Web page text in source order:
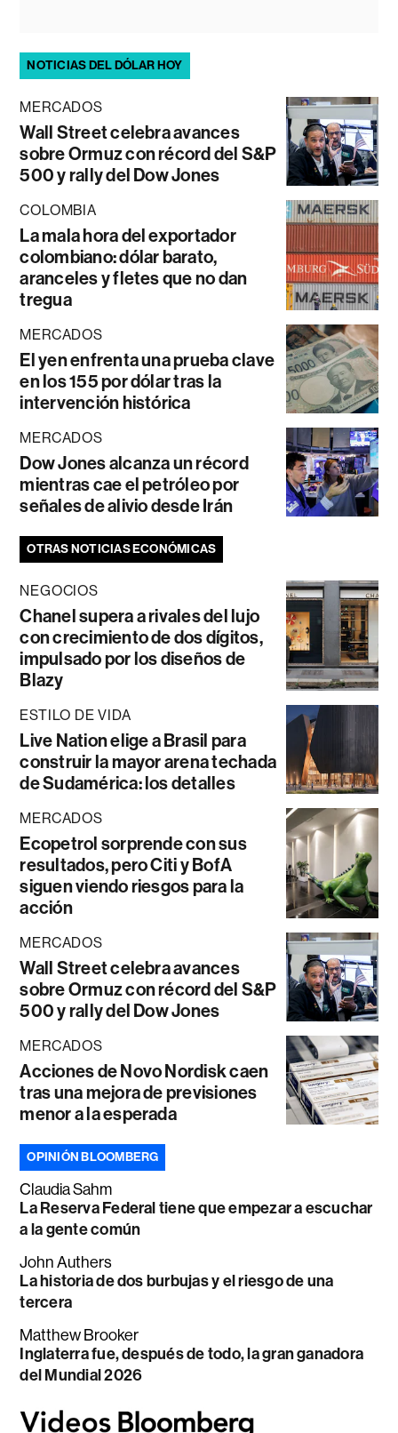
NOTICIAS DEL DÓLAR HOY
MERCADOS
Wall Street celebra avances
sobre Ormuz con récord del S&P
500 y rally del Dow Jones
COLOMBIA
La mala hora del exportador
colombiano: dólar barato,
aranceles y fletes que no dan
tregua
MERCADOS
El yen enfrenta una prueba clave
en los 155 por dólar tras la
intervención histórica
MERCADOS
Dow Jones alcanza un récord
mientras cae el petróleo por
señales de alivio desde Irán
OTRAS NOTICIAS ECONÓMICAS
NEGOCIOS
Chanel supera a rivales del lujo
con crecimiento de dos dígitos,
impulsado por los diseños de
Blazy
ESTILO DE VIDA
Live Nation elige a Brasil para
construir la mayor arena techada
de Sudamérica: los detalles
MERCADOS
Ecopetrol sorprende con sus
resultados, pero Citi y BofA
siguen viendo riesgos para la
acción
MERCADOS
Wall Street celebra avances
sobre Ormuz con récord del S&P
500 y rally del Dow Jones
MERCADOS
Acciones de Novo Nordisk caen
tras una mejora de previsiones
menor a la esperada
OPINIÓN BLOOMBERG
Claudia Sahm
La Reserva Federal tiene que empezar a escuchar
a la gente común
John Authers
La historia de dos burbujas y el riesgo de una
tercera
Matthew Brooker
Inglaterra fue, después de todo, la gran ganadora
del Mundial 2026